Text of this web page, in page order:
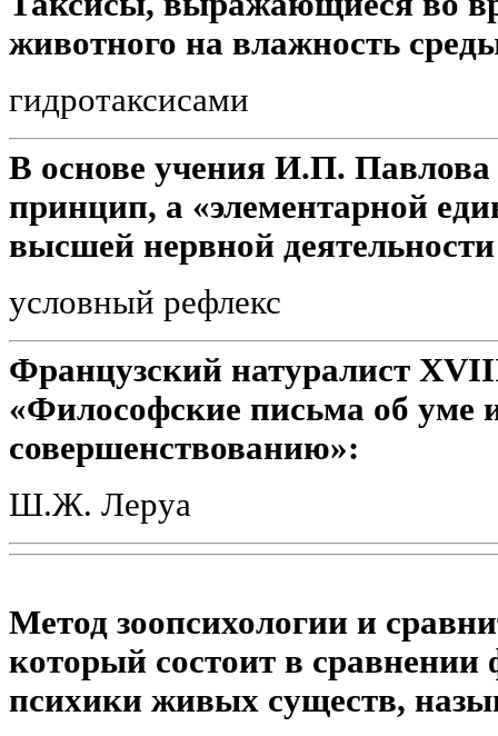
животного на влажность
гидротаксисами
В основе учения И.П.
принцип, а «элементарной
высшей нервной
условный рефлекс
Французский натуралист
«Философские письма об уме
совершенствованию»:
Ш.Ж. Леруа
Метод зоопсихологии и
который состоит в сравнении
психики живых существ,